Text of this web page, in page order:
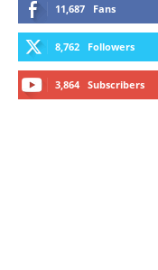
11,687 Fans
8,762 Followers
3,864 Subscribers